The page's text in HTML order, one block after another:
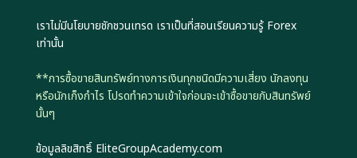
เราไม่มีนโยบายชักชวนเทรด เราเป็นที่สอนเรียนความรู้ Forex
เท่านั้น
**การซื้อขายสินทรัพย์ทางการเงินทุกชนิดมีความเสี่ยง นักลงทุน
หรือนักเก็งกำไร โปรดทำความเข้าใจก่อนจะเข้าซื้อขายกับสินทรัพย์
นั้นๆ
ข้อมูลลิขสิทธิ์ EliteGroupAcademy.com